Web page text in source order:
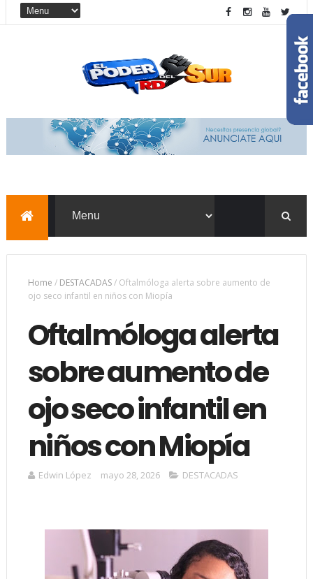
Home / DESTACADAS/ Oftalmóloga alerta sobre aumento de
ojo seco infantil en niños con Miopía
Oftalmóloga alerta
sobre aumento de
ojo seco infantil en
niños con Miopía
Edwin López mayo 28, 2026 DESTACADAS